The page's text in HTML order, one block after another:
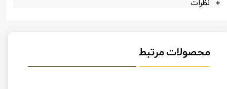
نظرات
محصولات مرتبط